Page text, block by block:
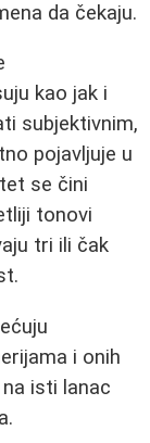
da čekaju.
kao jak i
subjektivnim,
pojavljuje u
se čini
tonovi
tri ili čak
i onih
isti lanac